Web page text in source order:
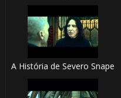
A História de Severo Snape
🎂